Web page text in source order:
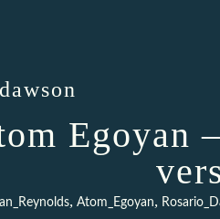
Egoyan
, Atom_Egoyan,